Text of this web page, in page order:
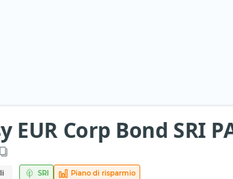
EUR Corp Bond SRI
SRI Piano di risparmio